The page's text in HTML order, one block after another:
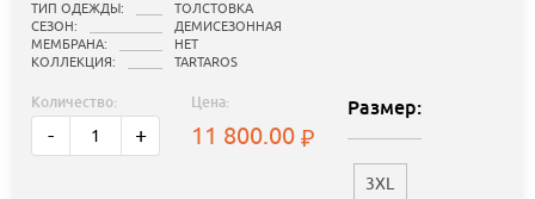
ТИП ОДЕЖДЫ:
ТОЛСТОВКА
СЕЗОН:
ДЕМИСЕЗОННАЯ
МЕМБРАНА:
НЕТ
КОЛЛЕКЦИЯ:
TARTAROS
Количество:
- +
Цена:
11 800.00
Размер:
3XL